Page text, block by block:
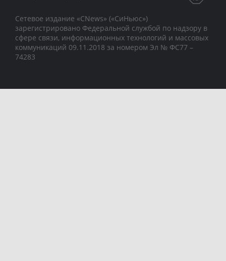
Сетевое издание «CNews» («СиНьюс»)
зарегистрировано Федеральной службой по надзору в
сфере связи, информационных технологий и массовых
коммуникаций 09.11.2018 за номером Эл № ФС77 –
74283